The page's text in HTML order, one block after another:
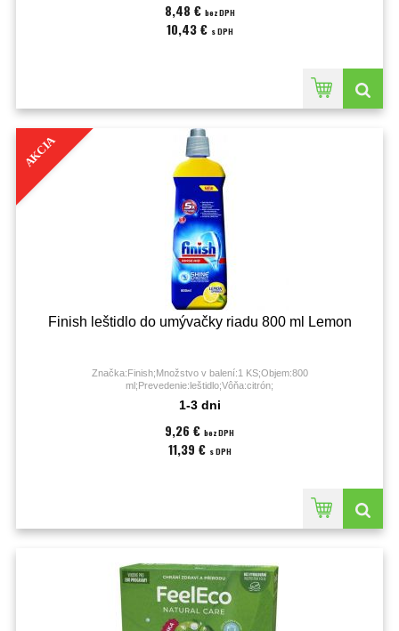
8,48 € bez DPH
10,43 € s DPH
AKCIA
Finish leštidlo do umývačky riadu 800 ml Lemon
Značka:Finish;Množstvo v balení:1 KS;Objem:800
ml;Prevedenie:leštidlo;Vôňa:citrón;
1-3 dni
9,26 € bez DPH
11,39 € s DPH